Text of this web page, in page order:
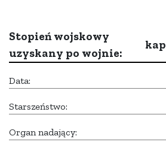
Stopień wojskowy
uzyskany po wojnie:
Data:
Starszeństwo:
Organ nadający: